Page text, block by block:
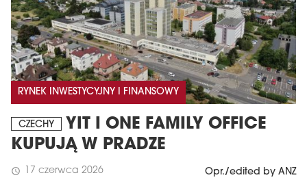
RYNEK INWESTYCYJNY I FINANSOWY
CZECHY
YIT I ONE FAMILY OFFICE
KUPUJĄ W PRADZE
schedule 17 czerwca 2026 Opr./edited by ANZ